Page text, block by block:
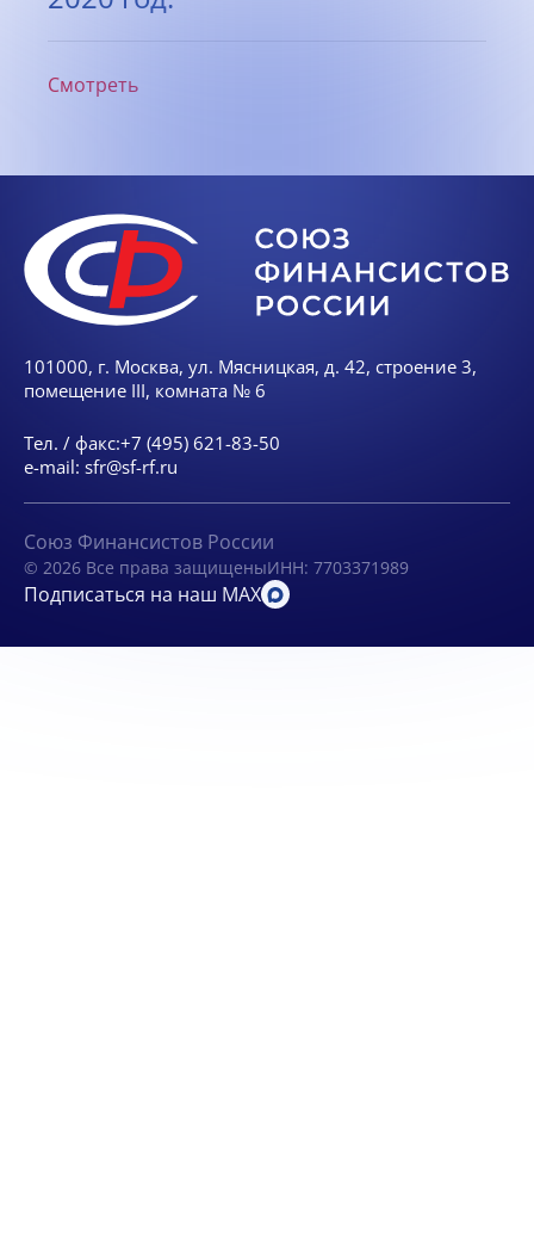
Смотреть
101000, г. Москва, ул. Мясницкая, д. 42, строение 3,
помещение III, комната № 6
Тел. / факс:+7 (495) 621-83-50
e-mail: sfr@sf-rf.ru
Союз Финансистов России
© 2026 Все права защищеныИНН: 7703371989
Подписаться на наш MAX